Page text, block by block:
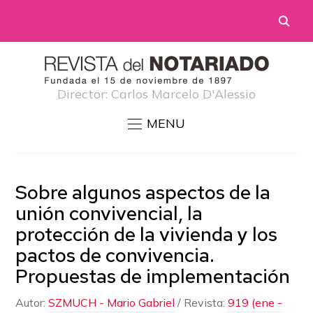
Director: Carlos Marcelo D'Alessio
MENU
Sobre algunos aspectos de la
unión convivencial, la
protección de la vivienda y los
pactos de convivencia.
Propuestas de implementación
Autor:SZMUCH - Mario Gabriel / Revista: 919 (ene -